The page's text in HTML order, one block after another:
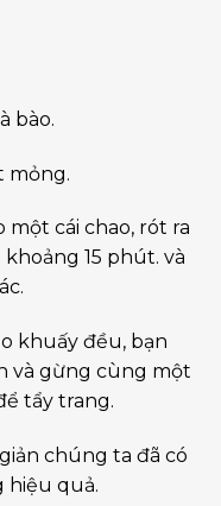
bào.
mỏng.
một cái chao, rót ra
khoảng 15 phút. và
khuấy đều, bạn
và gừng cùng một
tẩy trang.
chúng ta đã có
hiệu quả.